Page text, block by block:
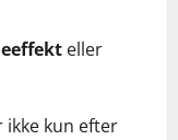
eller
kun efter